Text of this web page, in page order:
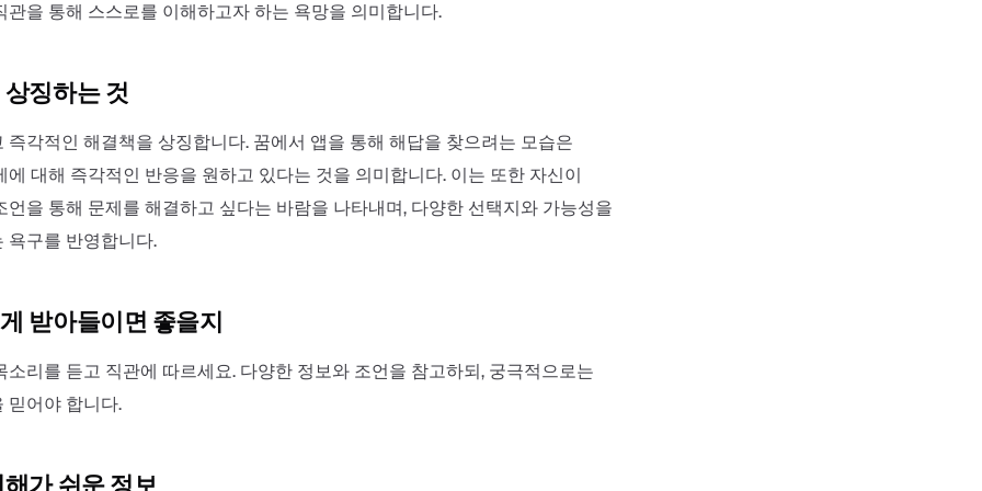
관을 통해 스스로를 이해하고자 하는 욕망을 의미합니다.
징하는 것
즉각적인 해결책을 상징합니다. 꿈에서 앱을 통해 해답을 찾으려는 모습은
에 대해 즉각적인 반응을 원하고 있다는 것을 의미합니다. 이는 또한 자신이
언을 통해 문제를 해결하고 싶다는 바람을 나타내며, 다양한 선택지와 가능성을
욕구를 반영합니다.
받아들이면 좋을지
소리를 듣고 직관에 따르세요. 다양한 정보와 조언을 참고하되, 궁극적으로는
믿어야 합니다.
가 쉬운 정보